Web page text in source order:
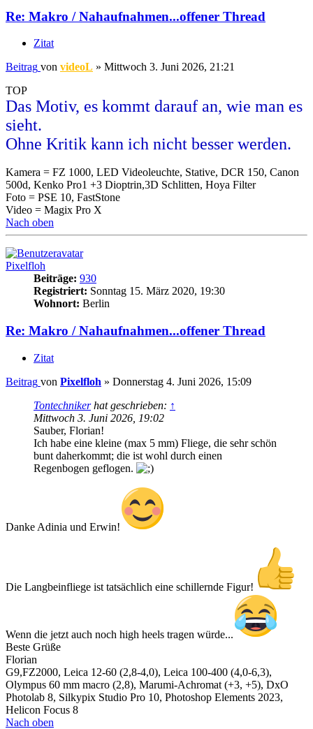
Re: Makro / Nahaufnahmen...offener Thread
Zitat
Beitrag von videoL » Mittwoch 3. Juni 2026, 21:21
TOP
Das Motiv, es kommt darauf an, wie man es
sieht.
Ohne Kritik kann ich nicht besser werden.
Kamera = FZ 1000, LED Videoleuchte, Stative, DCR 150, Canon
500d, Kenko Pro1 +3 Dioptrin,3D Schlitten, Hoya Filter
Foto = PSE 10, FastStone
Video = Magix Pro X
Nach oben
Pixelfloh
Beiträge: 930
Registriert: Sonntag 15. März 2020, 19:30
Wohnort: Berlin
Re: Makro / Nahaufnahmen...offener Thread
Zitat
Beitrag von Pixelfloh » Donnerstag 4. Juni 2026, 15:09
Tontechnikerhat geschrieben: ↑
Mittwoch 3. Juni 2026, 19:02
Sauber, Florian!
Ich habe eine kleine (max 5 mm) Fliege, die sehr schön
bunt daherkommt; die ist wohl durch einen
Regenbogen geflogen.
Danke Adinia und Erwin!
Die Langbeinfliege ist tatsächlich eine schillernde Figur!
Wenn die jetzt auch noch high heels tragen würde...
Beste Grüße
Florian
G9,FZ2000, Leica 12-60 (2,8-4,0), Leica 100-400 (4,0-6,3),
Olympus 60 mm macro (2,8), Marumi-Achromat (+3, +5), DxO
Photolab 8, Silkypix Studio Pro 10, Photoshop Elements 2023,
Helicon Focus 8
Nach oben